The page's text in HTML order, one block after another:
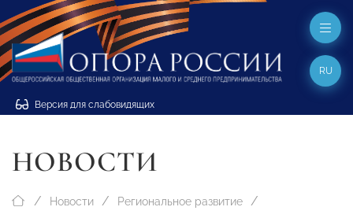
Версия для слабовидящих
RU
НОВОСТИ
Новости Региональное развитие